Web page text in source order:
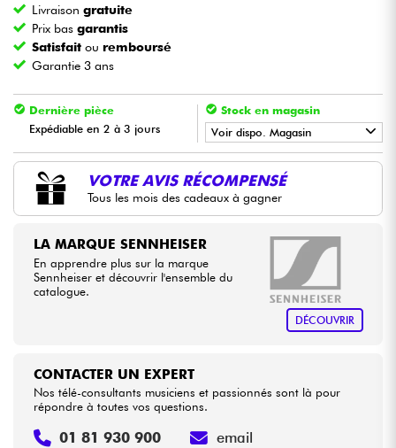
Batteries & Percu
Vents
Violons & Quatuor
Eveil Musical
Câbles & Access.
HiFi
Packs
Livraisongratuite
Prix basgarantis
Satisfait ou remboursé
Garantie 3 ans
Dernière pièce
Expédiable en 2 à 3 jours
Stock en magasin
Voir dispo. Magasin
• Star'SMusicPARIS
VOTRE AVIS RÉCOMPENSÉ
Tous les mois des cadeaux à gagner
LA MARQUE SENNHEISER
En apprendre plus sur la marque
Sennheiser et découvrir l'ensemble du
catalogue.
DÉCOUVRIR
CONTACTER UN EXPERT
Nos télé-consultants musiciens et passionnés sont là pour
répondre à toutes vos questions.
01 81 930 900 email